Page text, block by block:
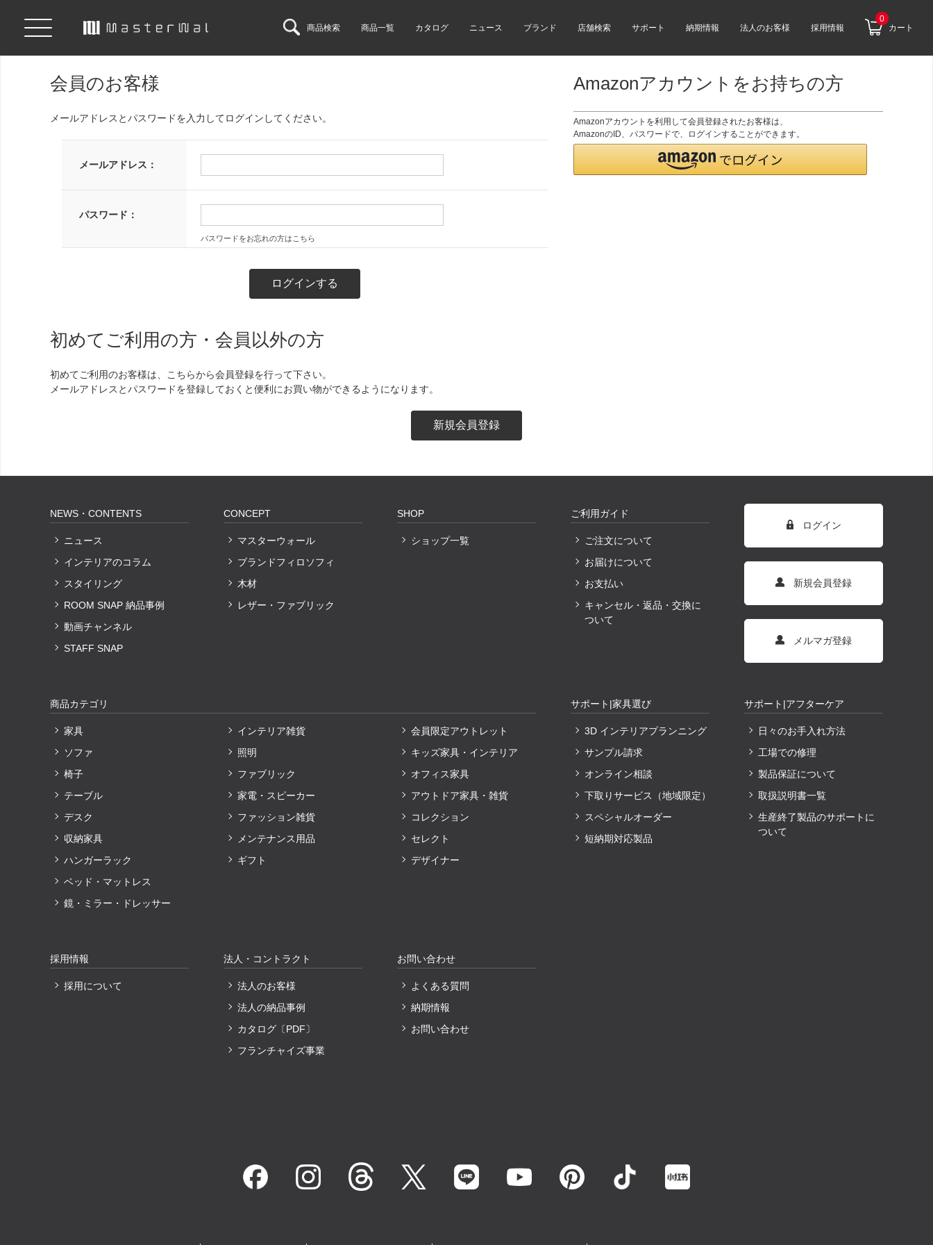
商品検索 商品一覧 カタログ ニュース ブランド 店舗検索 サポート 納期情報 法人のお客様 採用情報
0
カート
会員のお客様
メールアドレスとパスワードを入力してログインしてください。
メールアドレス：
パスワード：
パスワードをお忘れの方はこちら
Amazonアカウントをお持ちの方
Amazonアカウントを利用して会員登録されたお客様は、
AmazonのID、パスワードで、ログインすることができます。
初めてご利用の方・会員以外の方
初めてご利用のお客様は、こちらから会員登録を行って下さい。
メールアドレスとパスワードを登録しておくと便利にお買い物ができるようになります。
NEWS・CONTENTS
ニュース
インテリアのコラム
スタイリング
ROOM SNAP 納品事例
動画チャンネル
STAFF SNAP
CONCEPT
マスターウォール
ブランドフィロソフィ
木材
レザー・ファブリック
SHOP
ショップ一覧
ご利用ガイド
ご注文について
お届けについて
お支払い
キャンセル・返品・交換に
ついて
ログイン
新規会員登録
メルマガ登録
商品カテゴリ
家具
ソファ
椅子
テーブル
デスク
収納家具
ハンガーラック
ベッド・マットレス
鏡・ミラー・ドレッサー
インテリア雑貨
照明
ファブリック
家電・スピーカー
ファッション雑貨
メンテナンス用品
ギフト
会員限定アウトレット
キッズ家具・インテリア
オフィス家具
アウトドア家具・雑貨
コレクション
セレクト
デザイナー
サポート|家具選び
3D インテリアプランニング
サンプル請求
オンライン相談
下取りサービス（地域限定）
スペシャルオーダー
短納期対応製品
サポート|アフターケア
日々のお手入れ方法
工場での修理
製品保証について
取扱説明書一覧
生産終了製品のサポートに
ついて
採用情報
採用について
法人・コントラクト
法人のお客様
法人の納品事例
カタログ〔PDF〕
フランチャイズ事業
お問い合わせ
よくある質問
納期情報
お問い合わせ